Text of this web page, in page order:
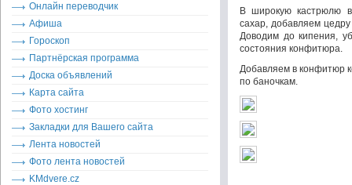
В широкую кастрюлю
сахар, добавляем
Доводим до кипения,
состояния конфитюра.
Добавляем в конфитюр
по баночкам.
Онлайн переводчик
Афиша
Гороскоп
Партнёрская программа
Доска объявлений
Карта сайта
Фото хостинг
Закладки для Вашего сайта
Лента новостей
Фото лента новостей
KMdvere.cz